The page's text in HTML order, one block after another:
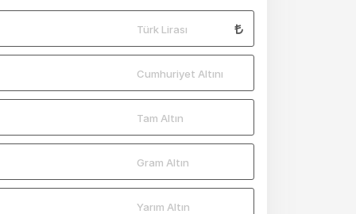
Türk Lirası
Cumhuriyet Altını
Tam Altın
Gram Altın
Yarım Altın